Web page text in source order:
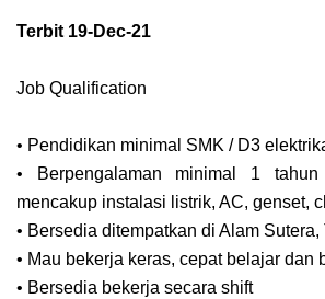
Terbit 19-Dec-21
Job Qualification
• Pendidikan minimal SMK / D3
• Berpengalaman minimal 1 tahun
mencakup instalasi listrik, AC, genset,
• Bersedia ditempatkan di Alam Sutera,
• Mau bekerja keras, cepat belajar dan
• Bersedia bekerja secara shift